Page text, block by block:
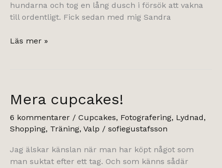
hundarna och tog en lång dusch i försök att vakna
till ordentligt. Fick sedan med mig Sandra
Valpis-
Läs mer »
Mera cupcakes!
6 kommentarer / Cupcakes, Fotografering, Lydnad,
Shopping, Träning, Valp / sofiegustafsson
Jag älskar känslan när man har köpt något som
man suktat efter ett tag. Och som känns sådär